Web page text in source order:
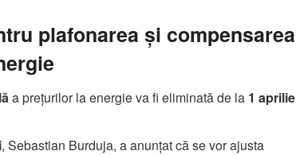
plafonarea și compensarea
a prețurilor la energie va fi eliminată de la 1 aprilie
, Sebastian Burduja, a anunțat că se vor ajusta